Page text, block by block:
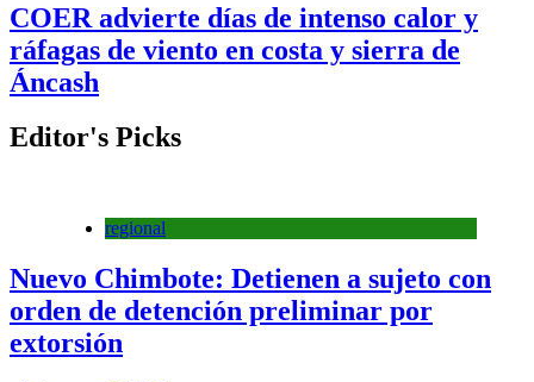
COER advierte días de intenso calor y
ráfagas de viento en costa y sierra de
Áncash
Editor's Picks
regional
Nuevo Chimbote: Detienen a sujeto con
orden de detención preliminar por
extorsión